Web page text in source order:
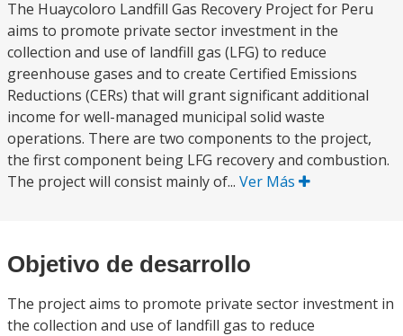
The Huaycoloro Landfill Gas Recovery Project for Peru
aims to promote private sector investment in the
collection and use of landfill gas (LFG) to reduce
greenhouse gases and to create Certified Emissions
Reductions (CERs) that will grant significant additional
income for well-managed municipal solid waste
operations. There are two components to the project,
the first component being LFG recovery and combustion.
The project will consist mainly of... Ver Más
Objetivo de desarrollo
The project aims to promote private sector investment in
the collection and use of landfill gas to reduce